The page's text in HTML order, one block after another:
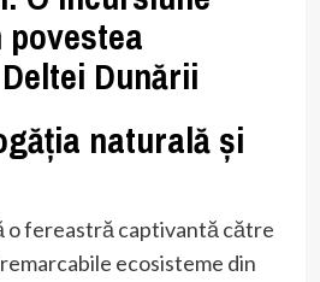
Dunării
naturală și
o fereastră captivantă către
ecosisteme din